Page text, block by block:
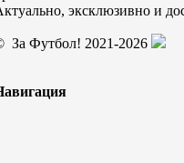
эксклюзивно и
За Футбол! 2021-2026